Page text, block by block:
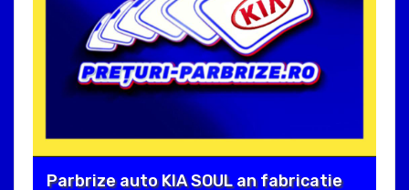
Parbrize auto KIA SOUL an fabricatie